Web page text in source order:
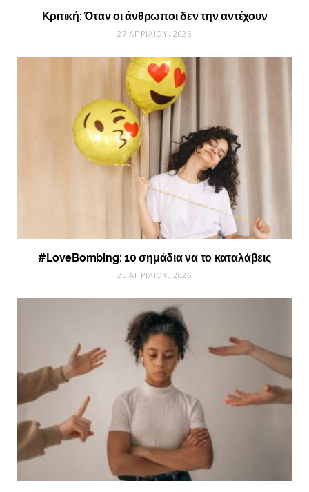
Κριτική: Όταν οι άνθρωποι δεν την αντέχουν
27 ΑΠΡΙΛΊΟΥ, 2026
#LoveBombing: 10 σημάδια να το καταλάβεις
25 ΑΠΡΙΛΊΟΥ, 2026